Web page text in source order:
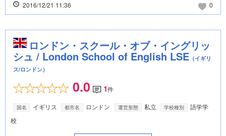
2016/12/21 11:36
0
ロンドン・スクール・オブ・イングリッ
シュ / London School of English LSE （イギリ
ス/ロンドン）
0.0 1件
国名 イギリス 都市名 ロンドン 運営形態 私立 学校種別
語学学
校